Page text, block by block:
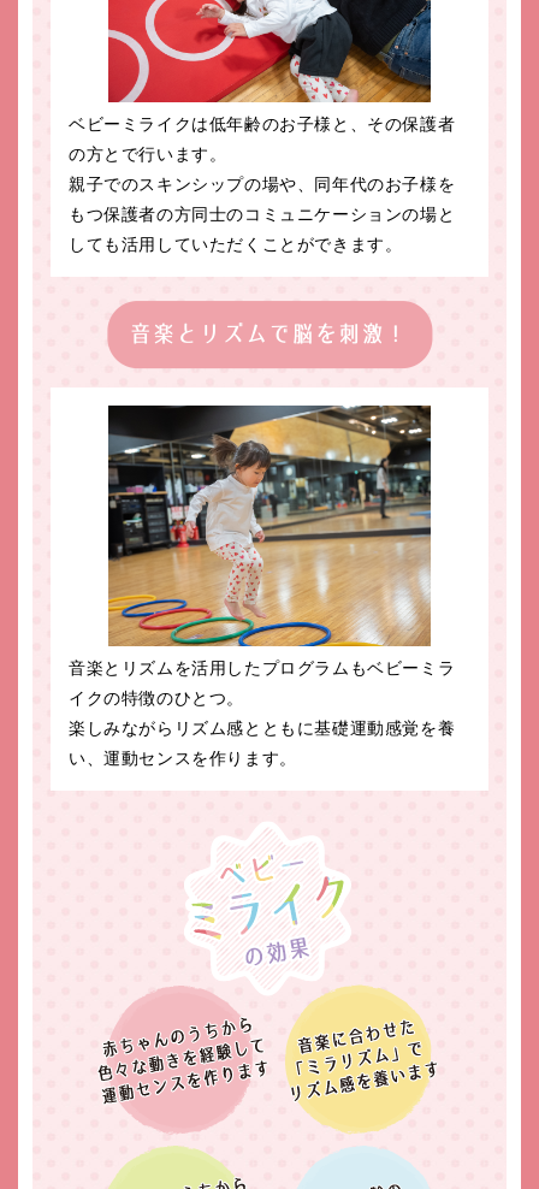
ベビーミライクは低年齢のお子様と、その保護者
の方とで行います。
親子でのスキンシップの場や、同年代のお子様を
もつ保護者の方同士のコミュニケーションの場と
しても活用していただくことができます。
音楽とリズムを活用したプログラムもベビーミラ
イクの特徴のひとつ。
楽しみながらリズム感とともに基礎運動感覚を養
い、運動センスを作ります。